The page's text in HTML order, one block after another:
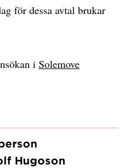
för dessa avtal brukar
i Solemove
Hugoson